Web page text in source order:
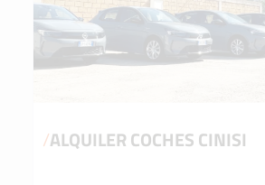
/ALQUILER COCHES CINISI